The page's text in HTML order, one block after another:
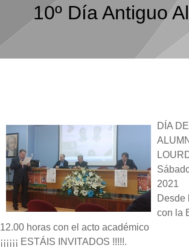
10º Día Antiguo
DÍA
2021
Desde
con la
12.00 horas con el acto académico
¡¡¡¡¡¡ ESTÁIS INVITADOS !!!!!.